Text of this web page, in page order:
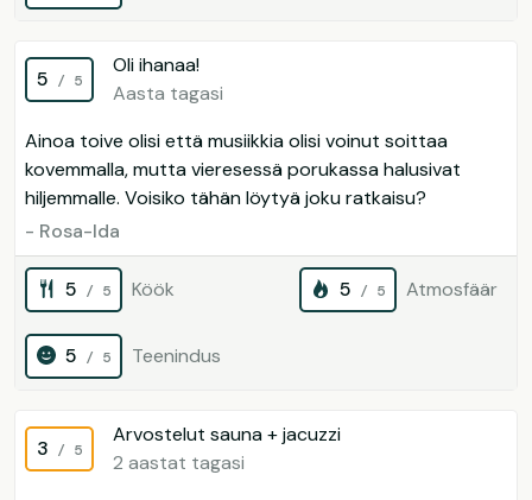
5 / 5
Oli ihanaa!
Aasta tagasi
Ainoa toive olisi että musiikkia olisi voinut soittaa
kovemmalla, mutta vieresessä porukassa halusivat
hiljemmalle. Voisiko tähän löytyä joku ratkaisu?
- Rosa-Ida
5 / 5 Köök 5 / 5 Atmosfäär
5 / 5 Teenindus
3 / 5
Arvostelut sauna + jacuzzi
2 aastat tagasi